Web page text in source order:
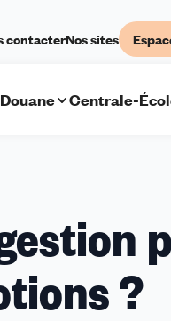
contacterNos sites
Douane Centrale-
?